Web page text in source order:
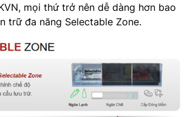
mọi thứ trở nên dễ dàng hơn bao
trữ đa năng Selectable Zone.